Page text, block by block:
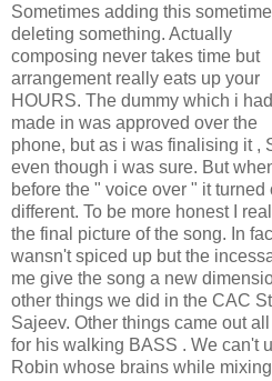
Sometimes adding this
deleting something. Actually
composing never takes time but
arrangement really eats up your
HOURS. The dummy which i had
made in was approved over the
phone, but as i was finalising it ,
even though i was sure. But
before the " voice over " it
different. To be more honest I
the final picture of the song. In
wansn't spiced up but the
me give the song a new
other things we did in the CAC
Sajeev. Other things came out
for his walking BASS . We can't
Robin whose brains while